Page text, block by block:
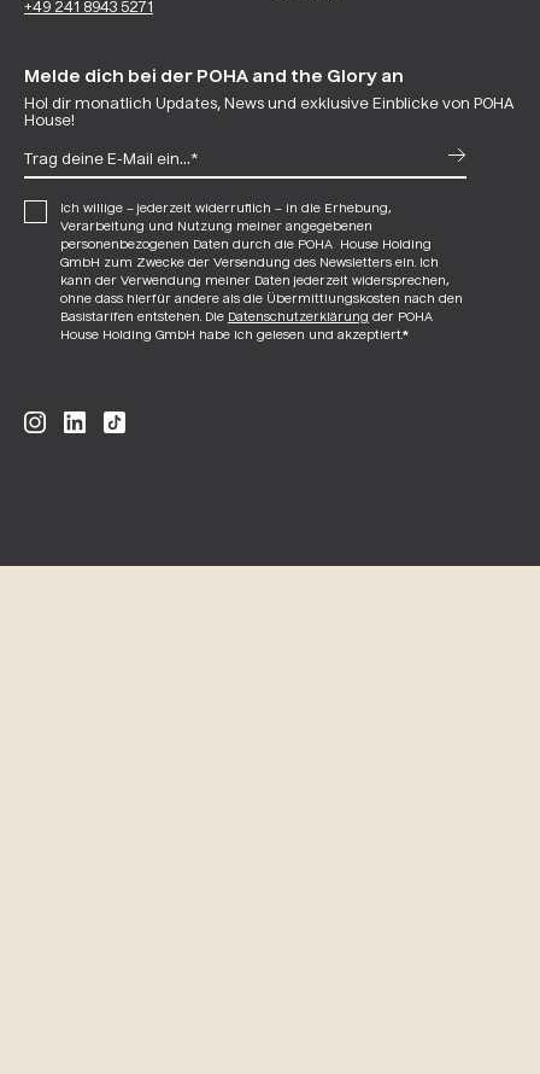
+49 241 8943 5271
Melde dich bei der POHA and the Glory an
Hol dir monatlich Updates, News und exklusive Einblicke von POHA
House!
Ich willige – jederzeit widerruflich – in die Erhebung,
Verarbeitung und Nutzung meiner angegebenen
personenbezogenen Daten durch die POHA House Holding
GmbH zum Zwecke der Versendung des Newsletters ein. Ich
kann der Verwendung meiner Daten jederzeit widersprechen,
ohne dass hierfür andere als die Übermittlungskosten nach den
Basistarifen entstehen. Die Datenschutzerklärung der POHA
House Holding GmbH habe ich gelesen und akzeptiert.*